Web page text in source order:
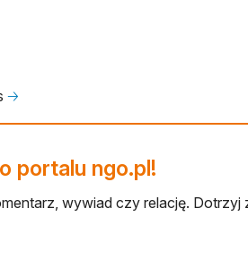
🡢
portalu ngo.pl!
wywiad czy relację.